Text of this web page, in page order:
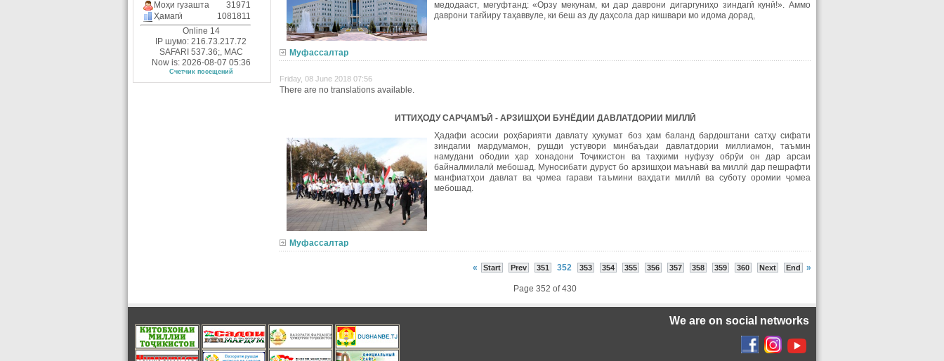
Моҳи гузашта
31971
Ҳамагӣ
1081811
Online 14
IP шумо: 216.73.217.72
SAFARI 537.36;, MAC
Now is: 2026-08-07 05:36
Счетчик посещений
медодааст, мегуфтанд: «Орзу мекунам, ки дар даврони дигаргуниҳо зиндагӣ кунӣ!». Аммо
даврони тағйиру таҳаввуле, ки беш аз ду даҳсола дар кишвари мо идома дорад,
Муфассалтар
Friday, 08 June 2018 07:56
There are no translations available.
ИТТИҲОДУ САРҶАМЪӢ - АРЗИШҲОИ БУНЁДИИ ДАВЛАТДОРИИ МИЛЛӢ
Ҳадафи асосии роҳбарияти давлату ҳукумат боз ҳам баланд бардоштани сатҳу сифати
зиндагии мардумамон, рушди устувори минбаъдаи давлатдории миллиамон, таъмин
намудани ободии ҳар хонадони Тоҷикистон ва таҳкими нуфузу обрӯи он дар арсаи
байналмилалӣ мебошад. Муносибати дуруст бо арзишҳои маънавӣ ва миллӣ дар пешрафти
манфиатҳои давлат ва ҷомеа гарави таъмини ваҳдати миллӣ ва суботу оромии ҷомеа
мебошад.
Муфассалтар
« Start Prev 351 352 353 354 355 356 357 358 359 360 Next End »
Page 352 of 430
We are on social networks